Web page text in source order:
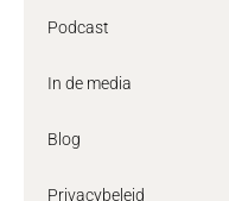
Podcast
In de media
Blog
Privacybeleid